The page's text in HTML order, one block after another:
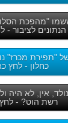
"מהפכת
הנתונים לציבור -
"תפירת מכרז"
כחלון - לחץ
אין, לא היה
רשת הוט? -